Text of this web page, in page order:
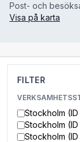
Post- och
Visa på karta
FILTER
Stockholm (ID
Stockholm
Stockholm